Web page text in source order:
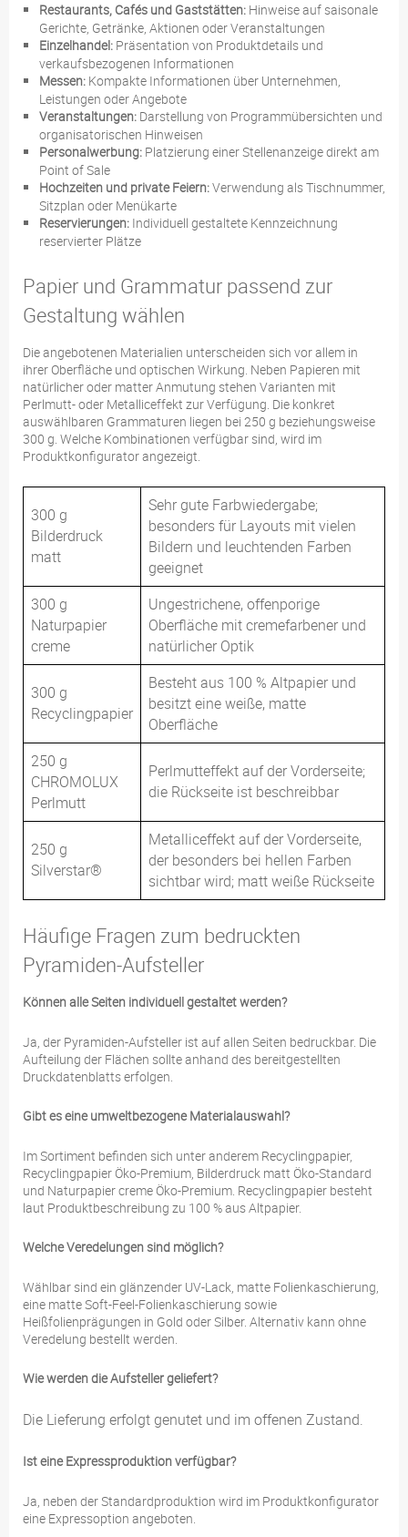
Restaurants, Cafés und Gaststätten: Hinweise auf saisonale
Gerichte, Getränke, Aktionen oder Veranstaltungen
Einzelhandel: Präsentation von Produktdetails und
verkaufsbezogenen Informationen
Messen: Kompakte Informationen über Unternehmen,
Leistungen oder Angebote
Veranstaltungen: Darstellung von Programmübersichten und
organisatorischen Hinweisen
Personalwerbung: Platzierung einer Stellenanzeige direkt am
Point of Sale
Hochzeiten und private Feiern:Verwendung als Tischnummer,
Sitzplan oder Menükarte
Reservierungen: Individuell gestaltete Kennzeichnung
reservierter Plätze
Papier und Grammatur passend zur
Gestaltung wählen
Die angebotenen Materialien unterscheiden sich vor allem in
ihrer Oberfläche und optischen Wirkung. Neben Papieren mit
natürlicher oder matter Anmutung stehen Varianten mit
Perlmutt- oder Metalliceffekt zur Verfügung. Die konkret
auswählbaren Grammaturen liegen bei 250 g beziehungsweise
300 g. Welche Kombinationen verfügbar sind, wird im
Produktkonfigurator angezeigt.
300 g
Bilderdruck
matt
Sehr gute Farbwiedergabe;
besonders für Layouts mit vielen
Bildern und leuchtenden Farben
geeignet
300 g
Naturpapier
creme
Ungestrichene, offenporige
Oberfläche mit cremefarbener und
natürlicher Optik
300 g
Recyclingpapier
Besteht aus 100 % Altpapier und
besitzt eine weiße, matte
Oberfläche
250 g
CHROMOLUX
Perlmutt
Perlmutteffekt auf der Vorderseite;
die Rückseite ist beschreibbar
250 g
Silverstar®
Metalliceffekt auf der Vorderseite,
der besonders bei hellen Farben
sichtbar wird; matt weiße Rückseite
Häufige Fragen zum bedruckten
Pyramiden-Aufsteller
Können alle Seiten individuell gestaltet werden?
Ja, der Pyramiden-Aufsteller ist auf allen Seiten bedruckbar. Die
Aufteilung der Flächen sollte anhand des bereitgestellten
Druckdatenblatts erfolgen.
Gibt es eine umweltbezogene Materialauswahl?
Im Sortiment befinden sich unter anderem Recyclingpapier,
Recyclingpapier Öko-Premium, Bilderdruck matt Öko-Standard
und Naturpapier creme Öko-Premium. Recyclingpapier besteht
laut Produktbeschreibung zu 100 % aus Altpapier.
Welche Veredelungen sind möglich?
Wählbar sind ein glänzender UV-Lack, matte Folienkaschierung,
eine matte Soft-Feel-Folienkaschierung sowie
Heißfolienprägungen in Gold oder Silber. Alternativ kann ohne
Veredelung bestellt werden.
Wie werden die Aufsteller geliefert?
Die Lieferung erfolgt genutet und im offenen Zustand.
Ist eine Expressproduktion verfügbar?
Ja, neben der Standardproduktion wird im Produktkonfigurator
eine Expressoption angeboten.